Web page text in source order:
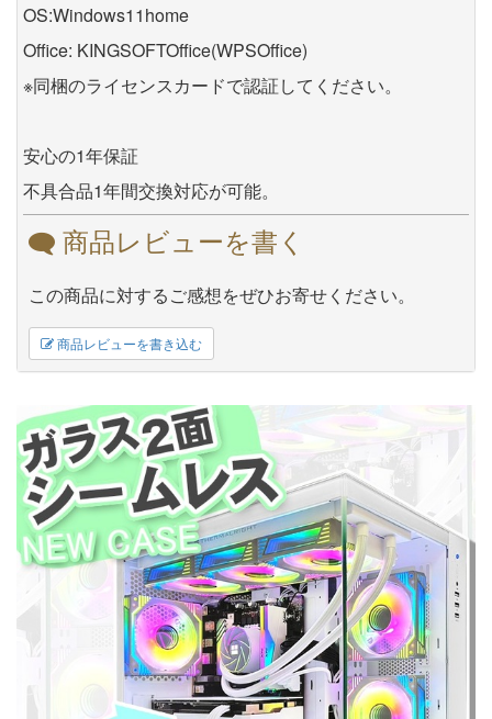
OS:Windows11home
Office: KINGSOFTOffice(WPSOffice)
※同梱のライセンスカードで認証してください。
安心の1年保証
不具合品1年間交換対応が可能。
商品レビューを書く
この商品に対するご感想をぜひお寄せください。
商品レビューを書き込む